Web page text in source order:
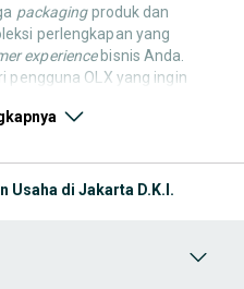
packagingproduk dan
perlengkapan yang
experiencebisnis Anda.
pengguna OLX yang ingin
maupun baru yang tersedia
, hingga peralatan pengujian,
Usaha di Jakarta D.K.I.